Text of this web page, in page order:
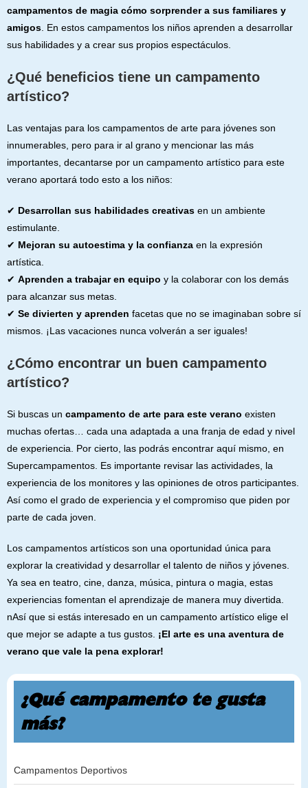
campamentos de magia cómo sorprender a sus familiares y
amigos. En estos campamentos los niños aprenden a desarrollar
sus habilidades y a crear sus propios espectáculos.
¿Qué beneficios tiene un campamento
artístico?
Las ventajas para los campamentos de arte para jóvenes son
innumerables, pero para ir al grano y mencionar las más
importantes, decantarse por un campamento artístico para este
verano aportará todo esto a los niños:
✔ Desarrollan sus habilidades creativas en un ambiente
estimulante.
✔ Mejoran su autoestima y la confianza en la expresión
artística.
✔ Aprenden a trabajar en equipo y la colaborar con los demás
para alcanzar sus metas.
✔ Se divierten y aprenden facetas que no se imaginaban sobre sí
mismos. ¡Las vacaciones nunca volverán a ser iguales!
¿Cómo encontrar un buen campamento
artístico?
Si buscas un campamento de arte para este verano existen
muchas ofertas… cada una adaptada a una franja de edad y nivel
de experiencia. Por cierto, las podrás encontrar aquí mismo, en
Supercampamentos. Es importante revisar las actividades, la
experiencia de los monitores y las opiniones de otros participantes.
Así como el grado de experiencia y el compromiso que piden por
parte de cada joven.
Los campamentos artísticos son una oportunidad única para
explorar la creatividad y desarrollar el talento de niños y jóvenes.
Ya sea en teatro, cine, danza, música, pintura o magia, estas
experiencias fomentan el aprendizaje de manera muy divertida.
nAsí que si estás interesado en un campamento artístico elige el
que mejor se adapte a tus gustos. ¡El arte es una aventura de
verano que vale la pena explorar!
¿Qué campamento te gusta
más?
Campamentos Deportivos